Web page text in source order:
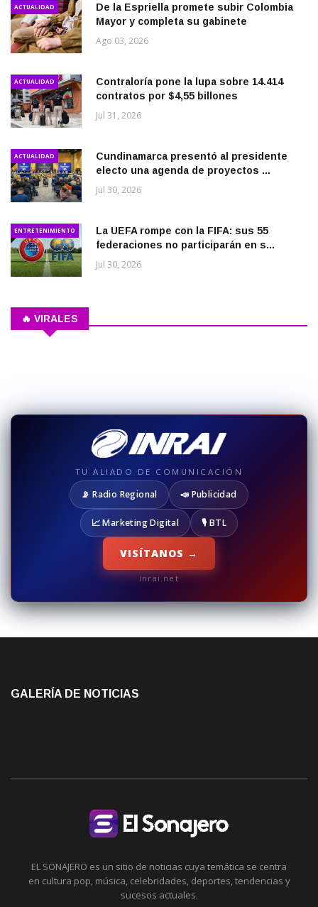
ACTUALIDAD
De la Espriella promete subir Colombia
Mayor y completa su gabinete
Ago 03, 2026
ACTUALIDAD
Contraloría pone la lupa sobre 14.414
contratos por $4,55 billones
Jul 31, 2026
ACTUALIDAD
Cundinamarca presentó al presidente
electo una agenda de proyectos ...
Jul 30, 2026
ENTRETENIMIENTO
La UEFA rompe con la FIFA: sus 55
federaciones no participarán en s...
Jul 30, 2026
🔥 VIRALES
TU ALIADO DE COMUNICACIÓN
📡 Radio Regional 📣 Publicidad
📈 Marketing Digital 🎙️ BTL
VISÍTANOS →
inrai.net
GALERÍA DE NOTICIAS
EL SONAJERO es un sitio de noticias cuya temática se centra
en cultura pop, música, celebridades, deportes, tendencias y
sucesos actuales.